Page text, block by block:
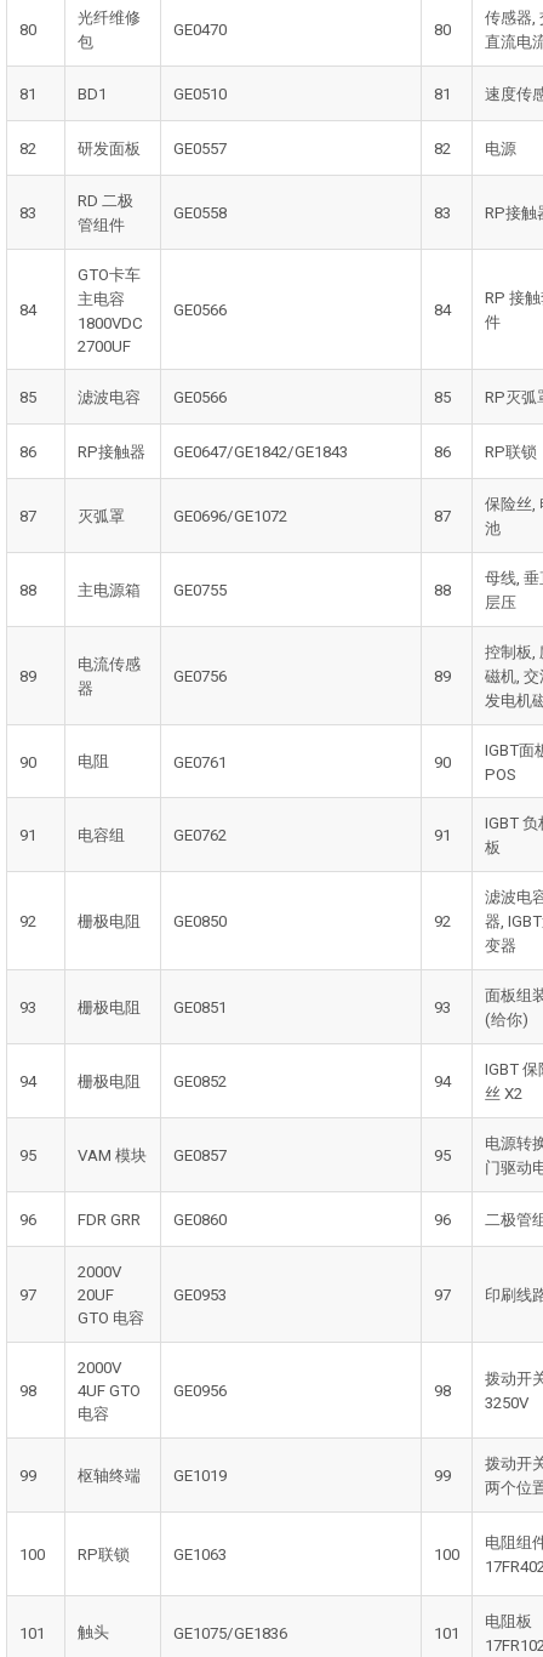
80
光纤维修
包
GE0470 80
传感器,
直流电
81 BD1 GE0510 81 速度传
82 研发面板 GE0557 82 电源
83
RD 二极
管组件
GE0558 83 RP接触
84
GTO卡车
主电容
1800VDC
2700UF
GE0566 84
RP 接
件
85 滤波电容 GE0566 85 RP灭弧
86 RP接触器 GE0647/GE1842/GE1843 86 RP联锁
87 灭弧罩 GE0696/GE1072 87
保险丝,
池
88 主电源箱 GE0755 88
母线, 垂
层压
89
电流传感
器
GE0756 89
控制板,
磁机, 交
发电机
90 电阻 GE0761 90
IGBT面
POS
91 电容组 GE0762 91
IGBT 负
板
92 栅极电阻 GE0850 92
滤波电
器,
变器
93 栅极电阻 GE0851 93
面板组
(给你)
94 栅极电阻 GE0852 94
IGBT 保
丝 X2
95 VAM 模块 GE0857 95
电源转
门驱动
96 FDR GRR GE0860 96 二极管
97
2000V
20UF
GTO 电容
GE0953 97 印刷线
98
2000V
4UF GTO
电容
GE0956 98
拨动开
3250V
99 枢轴终端 GE1019 99
拨动开
两个位
100 RP联锁 GE1063 100
电阻组
101 触头 GE1075/GE1836 101
电阻板